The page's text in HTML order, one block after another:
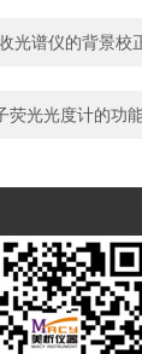
光谱仪的背景校
荧光光度计的功